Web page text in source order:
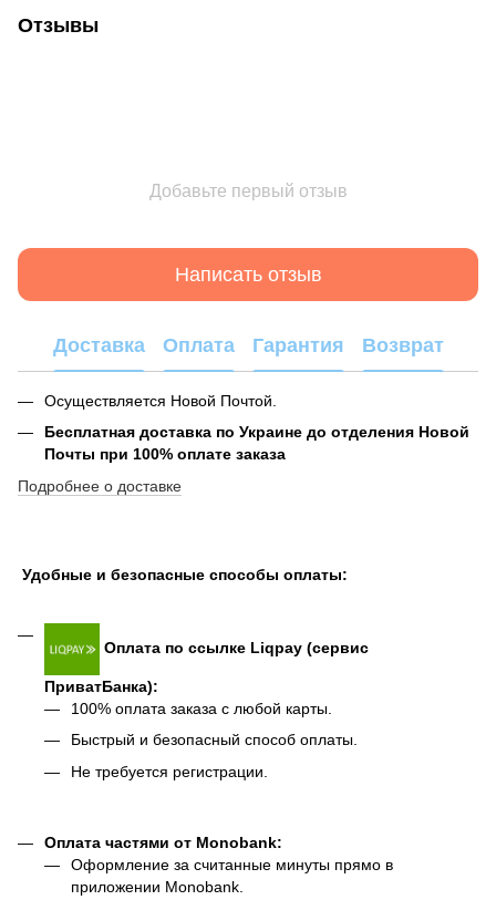
Отзывы
Добавьте первый отзыв
Написать отзыв
Доставка Оплата Гарантия Возврат
Осуществляется Новой Почтой.
Бесплатная доставка по Украине до отделения Новой
Почты при 100% оплате заказа
Подробнее о доставке
Удобные и безопасные способы оплаты:
Оплата по ссылке Liqpay (сервис
ПриватБанка):
100% оплата заказа с любой карты.
Быстрый и безопасный способ оплаты.
Не требуется регистрации.
Оплата частями от Monobank:
Оформление за считанные минуты прямо в
приложении Monobank.